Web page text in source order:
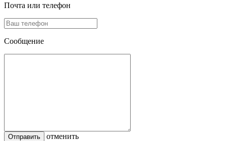
Почта или телефон
Сообщение
отменить